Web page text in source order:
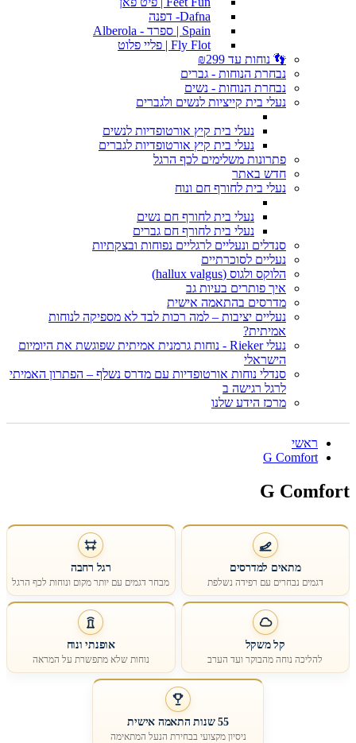
Dafna- דפנה
Spain | ספרד - Alberola
Fly Flot | פליי פלוט
👣 נוחות עד ₪299
נבחרת הנוחות - גברים
נבחרת הנוחות - נשים
נעלי בית קייציות לנשים ולגברים
נעלי בית קיץ אורטופדיות לנשים
נעלי בית קיץ אורטופדיות לגברים
פתרונות משלימים לכף הרגל
חדש באתר
נעלי בית לחורף חם ונוח
נעלי בית לחורף חם נשים
נעלי בית לחורף חם גברים
סנדלים ונעליים לרגליים נפוחות ובצקתיות
נעליים לסוכרתיים
הלוקס ולגוס (hallux valgus)
איך פותרים בעיות גב
מדרסים בהתאמה אישית
נעליים יציבות – למה רכות לבד לא מספיקה לנוחות
אמיתית?
נעלי Rieker - נוחות גרמנית אמיתית שפוגשת את היומיום
הישראלי
סנדלי נוחות אורטופדיות עם מדרס נשלף – הפתרון האמיתי
לרגל רגישה ב
מרכז הידע שלנו
ראשי
G Comfort
G Comfort
מתאים למדרסים
דגמים נבחרים עם רפידה נשלפת
רגל רחבה
מבחר דגמים עם יותר מקום ונוחות לכף הרגל
קל משקל
להליכה נוחה מהבוקר ועד הערב
אופנתי ונוח
נוחות שלא מתפשרת על המראה
55 שנות התאמה אישית
ניסיון מקצועי בבחירת הנעל המתאימה